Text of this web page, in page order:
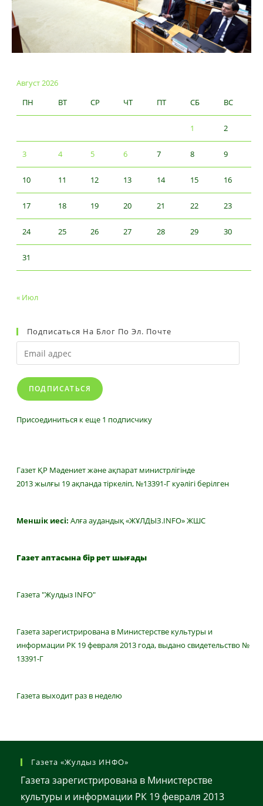
Август 2026
ПН
ВТ СР ЧТ ПТ СБ ВС
1 2
3 4 5 6 7 8 9
10 11 12 13 14 15 16
17 18 19 20 21 22 23
24 25 26 27 28 29 30
31
« Июл
Подписаться На Блог По Эл. Почте
Email
адрес
ПОДПИСАТЬСЯ
Присоединиться к еще 1 подписчику
Газет ҚР Мәдениет және ақпарат министрлігінде
2013 жылғы 19 ақпанда тіркеліп, №13391-Г куәлігі берілген
Меншік иесі: Алға аудандық «ЖҰЛДЫЗ.INFO» ЖШС
Газет аптасына бір рет шығады
Газета "Жулдыз INFO"
Газета зарегистрирована в Министерстве культуры и
информации РК 19 февраля 2013 года, выдано свидетельство №
13391-Г
Газета выходит раз в неделю
Газета «Жулдыз ИНФО»
Газета зарегистрирована в Министерстве
культуры и информации РК 19 февраля 2013